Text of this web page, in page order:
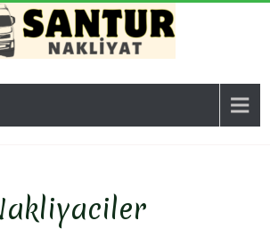
Nakliyat, İş
Yeri Taşıma,